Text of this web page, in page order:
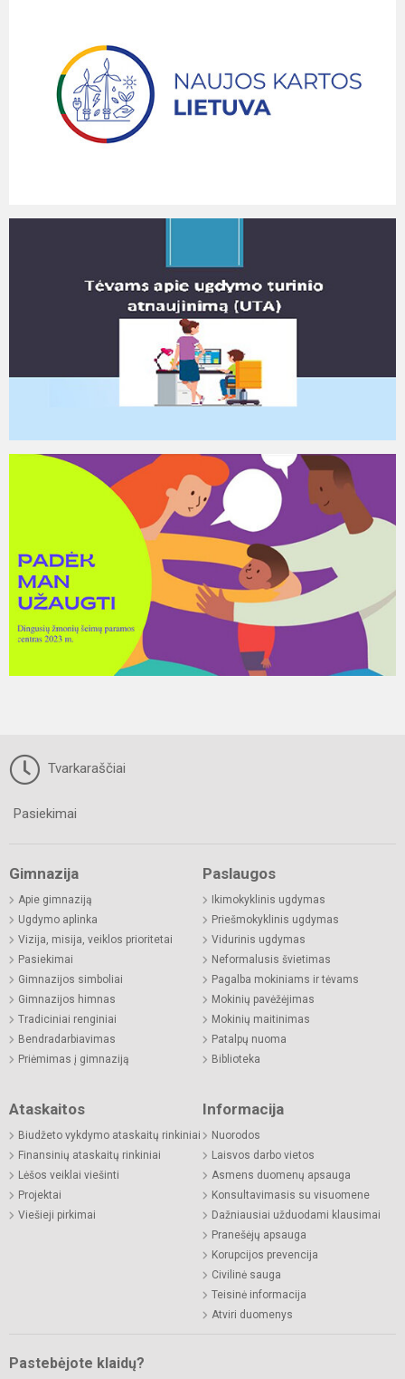
Tvarkaraščiai
Pasiekimai
Gimnazija
Apie gimnaziją
Ugdymo aplinka
Vizija, misija, veiklos prioritetai
Pasiekimai
Gimnazijos simboliai
Gimnazijos himnas
Tradiciniai renginiai
Bendradarbiavimas
Priėmimas į gimnaziją
Paslaugos
Ikimokyklinis ugdymas
Priešmokyklinis ugdymas
Vidurinis ugdymas
Neformalusis švietimas
Pagalba mokiniams ir tėvams
Mokinių pavėžėjimas
Mokinių maitinimas
Patalpų nuoma
Biblioteka
Ataskaitos
Biudžeto vykdymo ataskaitų rinkiniai
Finansinių ataskaitų rinkiniai
Lėšos veiklai viešinti
Projektai
Viešieji pirkimai
Informacija
Nuorodos
Laisvos darbo vietos
Asmens duomenų apsauga
Konsultavimasis su visuomene
Dažniausiai užduodami klausimai
Pranešėjų apsauga
Korupcijos prevencija
Civilinė sauga
Teisinė informacija
Atviri duomenys
Pastebėjote klaidų?